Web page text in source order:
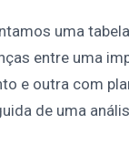
uma
entre uma
e outra com
de uma